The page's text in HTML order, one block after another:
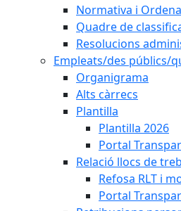
Normativa i
Quadre de
Resolucions
Empleats/des públics/
Organigrama
Alts càrrecs
Plantilla
Plantilla 2026
Portal
Relació llocs de
Refosa RLT i
Portal